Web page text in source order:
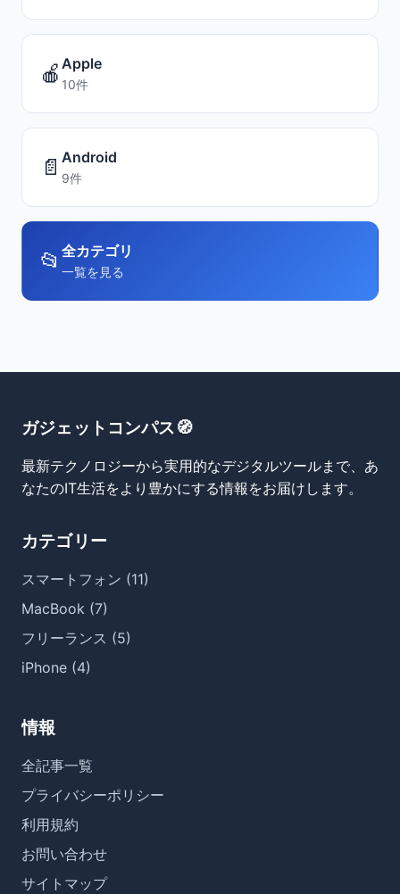
🍎 Apple
10件
📄 Android
9件
📂 全カテゴリ
一覧を見る
ガジェットコンパス🧭
最新テクノロジーから実用的なデジタルツールまで、あ
なたのIT生活をより豊かにする情報をお届けします。
カテゴリー
スマートフォン (11)
MacBook (7)
フリーランス (5)
iPhone (4)
情報
全記事一覧
プライバシーポリシー
利用規約
お問い合わせ
サイトマップ